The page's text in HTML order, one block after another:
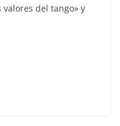
valores del tango» y